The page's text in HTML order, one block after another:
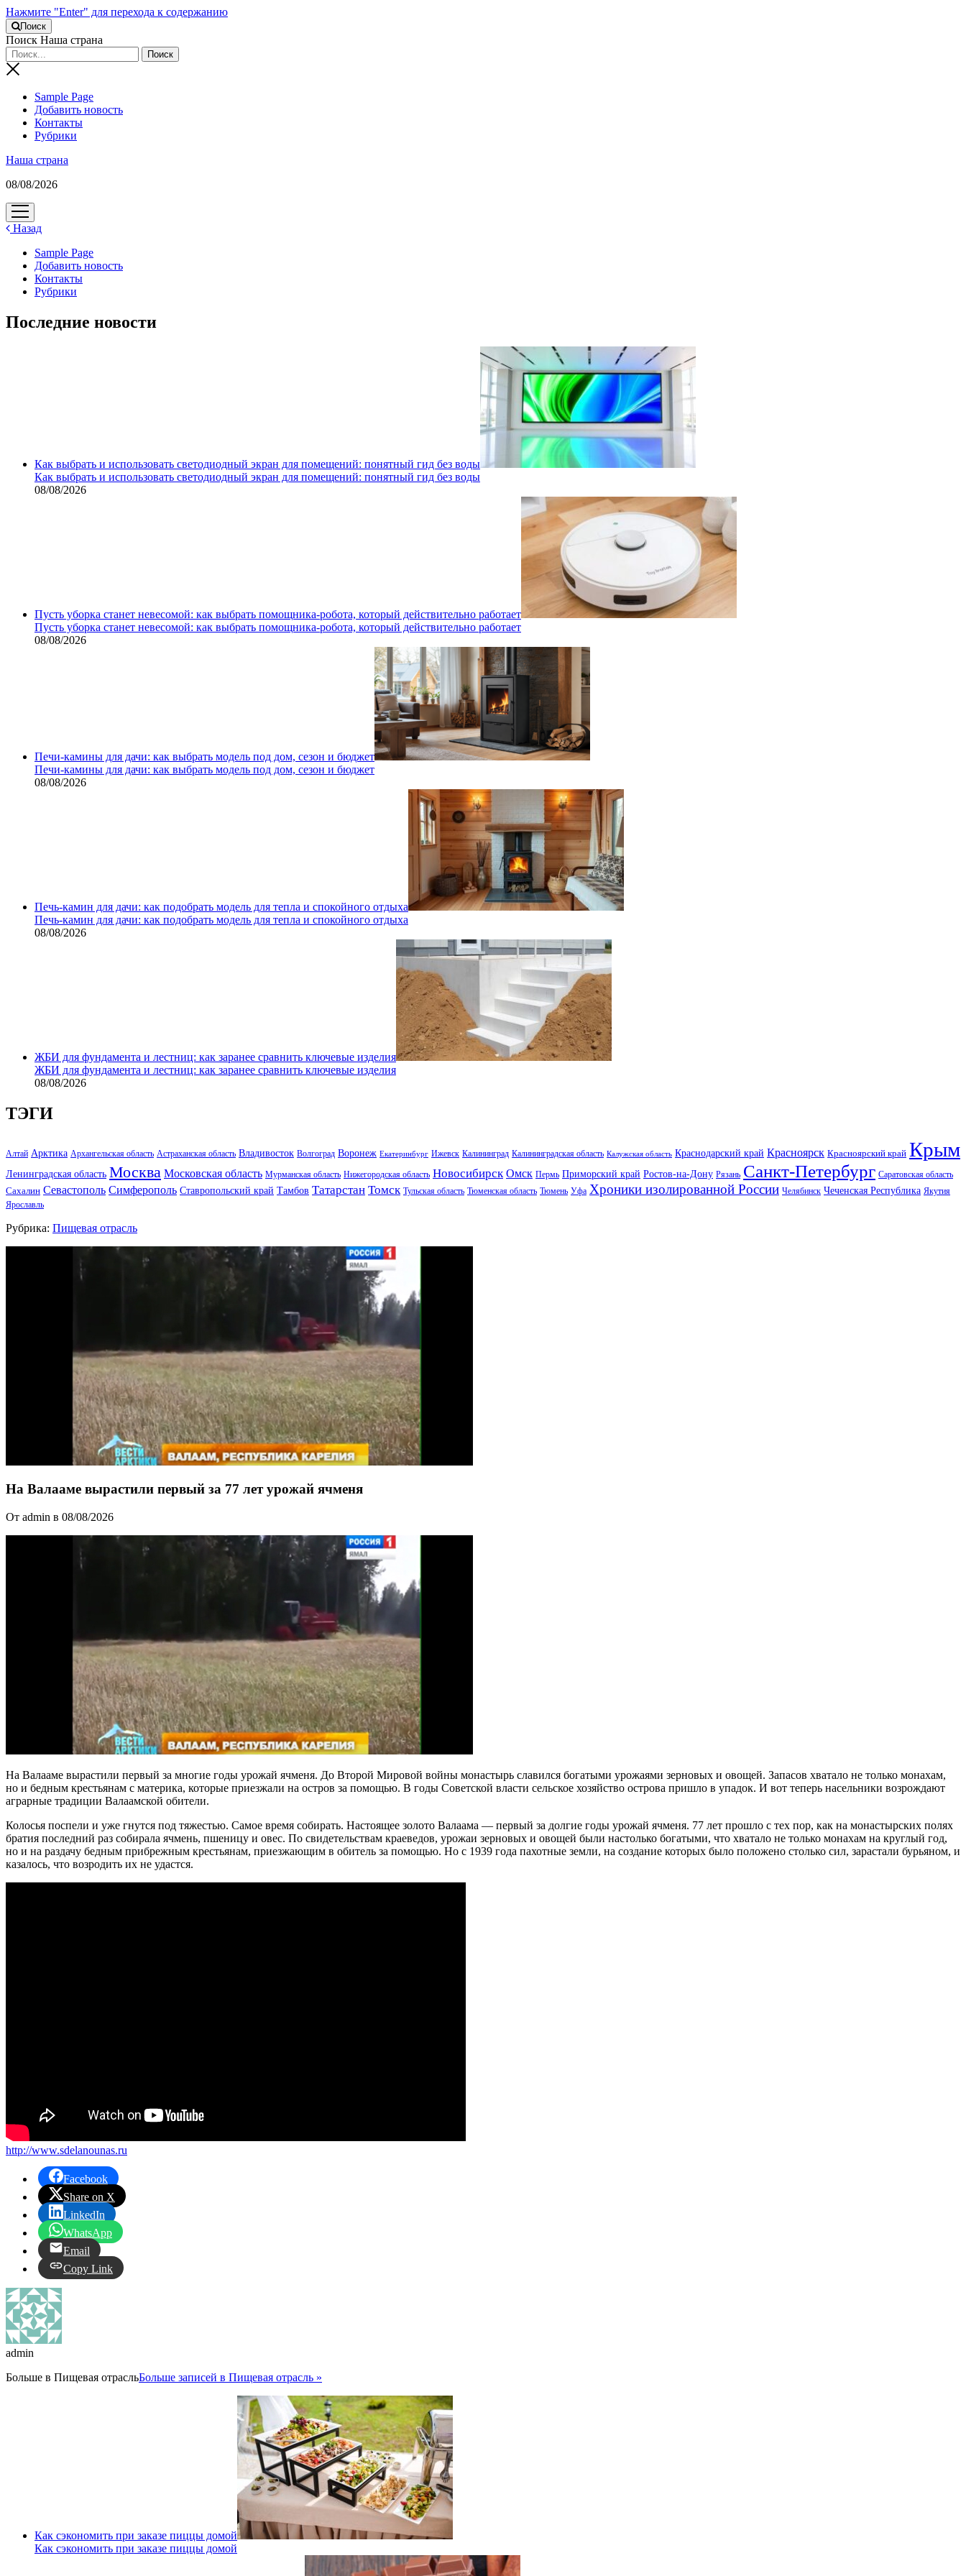
Нажмите "Enter" для перехода к содержанию
Поиск
Поиск Наша страна
Sample Page
Добавить новость
Контакты
Рубрики
Наша страна
08/08/2026
открыть
меню
Назад
Sample Page
Добавить новость
Контакты
Рубрики
Последние новости
Как выбрать и использовать светодиодный экран для помещений: понятный гид без воды
Как выбрать и использовать светодиодный экран для помещений: понятный гид без воды
08/08/2026
Пусть уборка станет невесомой: как выбрать помощника‑робота, который действительно работает
Пусть уборка станет невесомой: как выбрать помощника‑робота, который действительно работает
08/08/2026
Печи-камины для дачи: как выбрать модель под дом, сезон и бюджет
Печи-камины для дачи: как выбрать модель под дом, сезон и бюджет
08/08/2026
Печь-камин для дачи: как подобрать модель для тепла и спокойного отдыха
Печь-камин для дачи: как подобрать модель для тепла и спокойного отдыха
08/08/2026
ЖБИ для фундамента и лестниц: как заранее сравнить ключевые изделия
ЖБИ для фундамента и лестниц: как заранее сравнить ключевые изделия
08/08/2026
ТЭГИ
Алтай Арктика Архангельская область Астраханская область Владивосток Волгоград Воронеж Екатеринбург Ижевск Калининград Калининградская область Калужская область Краснодарский край Красноярск Красноярский край Крым
Ленинградская область Москва Московская область Мурманская область Нижегородская область Новосибирск Омск Пермь Приморский край Ростов-на-Дону Рязань Санкт-Петербург Саратовская область
Сахалин Севастополь Симферополь Ставропольский край Тамбов Татарстан Томск Тульская область Тюменская область Тюмень Уфа Хроники изолированной России Челябинск Чеченская Республика Якутия
Ярославль
Рубрика: Пищевая отрасль
На Валааме вырастили первый за 77 лет урожай ячменя
От admin в 08/08/2026
На Валааме вырастили первый за многие годы урожай ячменя. До Второй Мировой войны монастырь славился богатыми урожаями зерновых и овощей. Запасов хватало не только монахам,
но и бедным крестьянам с материка, которые приезжали на остров за помощью. В годы Советской власти сельское хозяйство острова пришло в упадок. И вот теперь насельники возрождают
аграрные традиции Валаамской обители.
Колосья поспели и уже гнутся под тяжестью. Самое время собирать. Настоящее золото Валаама — первый за долгие годы урожай ячменя. 77 лет прошло с тех пор, как на монастырских полях
братия последний раз собирала ячмень, пшеницу и овес. По свидетельствам краеведов, урожаи зерновых и овощей были настолько богатыми, что хватало не только монахам на круглый год,
но и на раздачу бедным прибрежным крестьянам, приезжающим в обитель за помощью. Но с 1939 года пахотные земли, на создание которых было положено столько сил, зарастали бурьяном, и
казалось, что возродить их не удастся.
http://www.sdelanounas.ru
Facebook
Share on X
LinkedIn
WhatsApp
Email
Copy Link
admin
Больше в Пищевая отрасльБольше записей в Пищевая отрасль »
Как сэкономить при заказе пиццы домой
Как сэкономить при заказе пиццы домой